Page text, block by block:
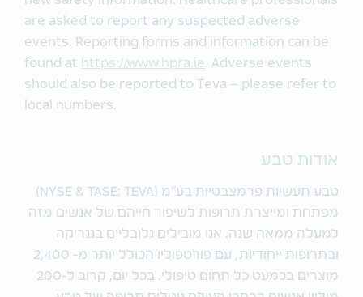
are asked to report any suspected adverse
events. Reporting forms and information can be
found at https://www.hpra.ie. Adverse events
should also be reported to Teva – please refer to
local numbers.
אודות טבע
טבע תעשיות פרמצבטיות בע"מ (NYSE & TASE: TEVA)
מפתחת ומייצרת תרופות לשיפור חייהם של אנשים מזה
למעלה ממאה שנה. אנו מובילים גלובליים בגנריקה
ובתרופות ייחודיות, עם פורטפוליו הכולל יותר מ- 2,400
מוצרים בכמעט כל תחום טיפולי. בכל יום, קרוב ל-200